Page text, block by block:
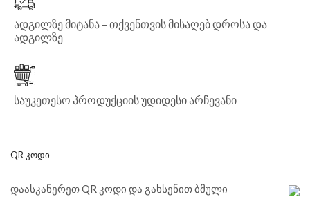
ადგილზე მიტანა – თქვენთვის მისაღებ დროსა და
ადგილზე
საუკეთესო პროდუქციის უდიდესი არჩევანი
QR ᲙᲝᲓᲘ
დაასკანერეთ QR კოდი და გახსენით ბმული